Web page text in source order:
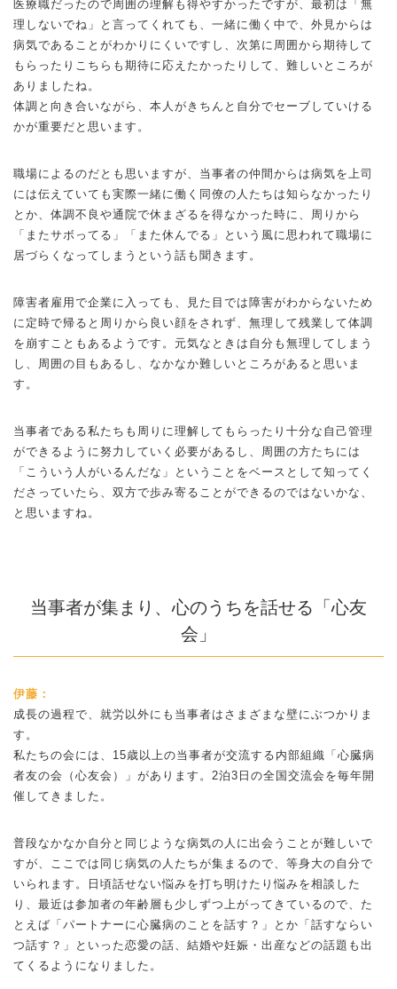
医療職だったので周囲の理解も得やすかったですが、最初は「無
理しないでね」と言ってくれても、一緒に働く中で、外見からは
病気であることがわかりにくいですし、次第に周囲から期待して
もらったりこちらも期待に応えたかったりして、難しいところが
ありましたね。
体調と向き合いながら、本人がきちんと自分でセーブしていける
かが重要だと思います。
職場によるのだとも思いますが、当事者の仲間からは病気を上司
には伝えていても実際一緒に働く同僚の人たちは知らなかったり
とか、体調不良や通院で休まざるを得なかった時に、周りから
「またサボってる」「また休んでる」という風に思われて職場に
居づらくなってしまうという話も聞きます。
障害者雇用で企業に入っても、見た目では障害がわからないため
に定時で帰ると周りから良い顔をされず、無理して残業して体調
を崩すこともあるようです。元気なときは自分も無理してしまう
し、周囲の目もあるし、なかなか難しいところがあると思いま
す。
当事者である私たちも周りに理解してもらったり十分な自己管理
ができるように努力していく必要があるし、周囲の方たちには
「こういう人がいるんだな」ということをベースとして知ってく
ださっていたら、双方で歩み寄ることができるのではないかな、
と思いますね。
当事者が集まり、心のうちを話せる「心友
会」
伊藤：
成長の過程で、就労以外にも当事者はさまざまな壁にぶつかりま
す。
私たちの会には、15歳以上の当事者が交流する内部組織「心臓病
者友の会（心友会）」があります。2泊3日の全国交流会を毎年開
催してきました。
普段なかなか自分と同じような病気の人に出会うことが難しいで
すが、ここでは同じ病気の人たちが集まるので、等身大の自分で
いられます。日頃話せない悩みを打ち明けたり悩みを相談した
り、最近は参加者の年齢層も少しずつ上がってきているので、た
とえば「パートナーに心臓病のことを話す？」とか「話すならい
つ話す？」といった恋愛の話、結婚や妊娠・出産などの話題も出
てくるようになりました。